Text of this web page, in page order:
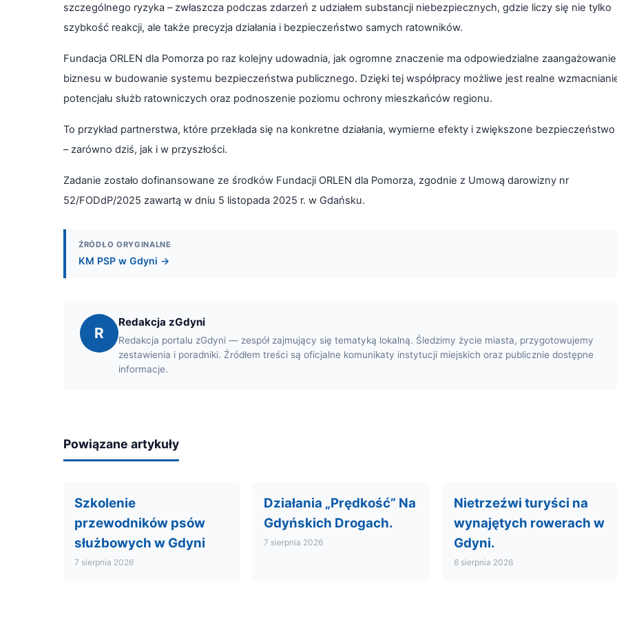
szczególnego ryzyka – zwłaszcza podczas zdarzeń z udziałem substancji niebezpiecznych, gdzie liczy się nie tylko
szybkość reakcji, ale także precyzja działania i bezpieczeństwo samych ratowników.
Fundacja ORLEN dla Pomorza po raz kolejny udowadnia, jak ogromne znaczenie ma odpowiedzialne zaangażowanie
biznesu w budowanie systemu bezpieczeństwa publicznego. Dzięki tej współpracy możliwe jest realne
potencjału służb ratowniczych oraz podnoszenie poziomu ochrony mieszkańców regionu.
To przykład partnerstwa, które przekłada się na konkretne działania, wymierne efekty i zwiększone bezpieczeństwo
– zarówno dziś, jak i w przyszłości.
Zadanie zostało dofinansowane ze środków Fundacji ORLEN dla Pomorza, zgodnie z Umową darowizny nr
52/FODdP/2025 zawartą w dniu 5 listopada 2025 r. w Gdańsku.
ŹRÓDŁO ORYGINALNE
KM PSP w Gdyni →
R
Redakcja zGdyni
Redakcja portalu zGdyni — zespół zajmujący się tematyką lokalną. Śledzimy życie miasta, przygotowujemy
zestawienia i poradniki. Źródłem treści są oficjalne komunikaty instytucji miejskich oraz publicznie dostępne
informacje.
Powiązane artykuły
Szkolenie
przewodników psów
służbowych w Gdyni
7 sierpnia 2026
Działania „Prędkość” Na
Gdyńskich Drogach.
7 sierpnia 2026
Nietrzeźwi turyści na
wynajętych rowerach w
Gdyni.
6 sierpnia 2026